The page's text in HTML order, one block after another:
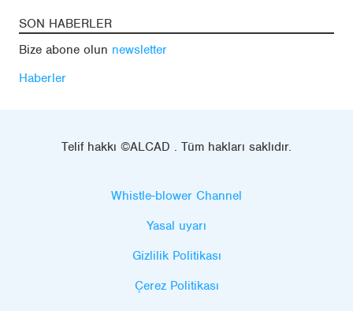
SON HABERLER
Bize abone olun newsletter
Haberler
Telif hakkı ©ALCAD . Tüm hakları saklıdır.
Whistle-blower Channel
Yasal uyarı
Gizlilik Politikası
Çerez Politikası